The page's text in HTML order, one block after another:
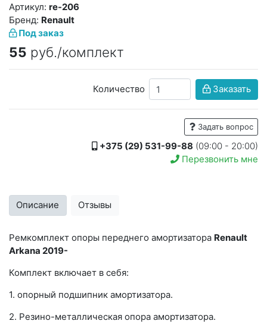
Под заказ
Бренд: Renault
Артикул: re-206
55 руб./комплект
Количество Заказать
Задать вопрос
+375 (29) 531-99-88 (09:00 - 20:00)
Перезвонить мне
Описание Отзывы
Ремкомплект опоры переднего амортизатора Renault
Arkana 2019-
Комплект включает в себя:
1. опорный подшипник амортизатора.
2. Резино-металлическая опора амортизатора.